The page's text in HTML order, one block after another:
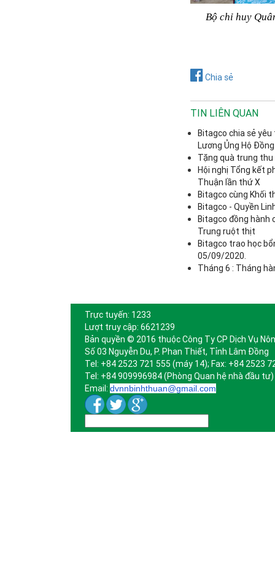
Bộ chỉ huy
Chia sẻ
TIN LIÊN QUAN
Bitagco chia sẻ
Lương Ủng Hộ
Tặng quà trung thu
Hội nghị Tổng kết
Thuận lần thứ X
Bitagco cùng Khối
Bitagco - Quyền
Bitagco đồng hành
Trung ruột thịt
Bitagco trao học
05/09/2020.
Tháng 6 : Tháng
Trực tuyến: 1233
Lượt truy cập: 6621239
Bản quyền © 2016 thuộc Công Ty CP Dịch Vụ
Số 03 Nguyễn Du, P. Phan Thiết, Tỉnh Lâm Đồng
Tel: +84 2523 721 555 (máy 14); Fax: +84 2523
Tel: +84 909996984 (Phòng Quan hệ nhà đầu tư)
Email: dvnnbinhthuan@gmail.com